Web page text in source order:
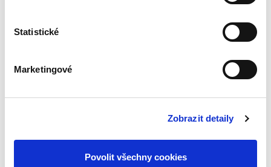
Statistické
Marketingové
Zobrazit detaily
Povolit všechny cookies
Eva Dobrovolná
během jeho mnohaletého působení jako